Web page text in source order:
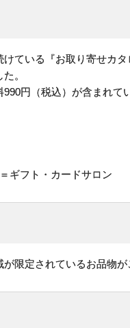
ている『お取り寄せカ
。
円（税込）が含まれて
ギフト・カードサロン
限定されているお品物が